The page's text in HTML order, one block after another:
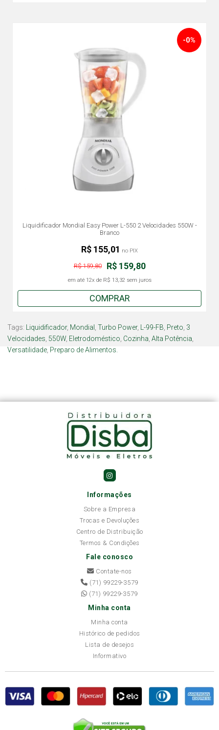
Liquidificador Mondial Easy Power L-550 2 Velocidades 550W -
Branco
-0%
R$ 159,80
R$ 159,80
em até 12x de R$ 13,32sem juros
R$ 155,01 no PIX
COMPRAR
Tags: Liquidificador, Mondial Turbo Power, L-99-FB Preto 3
Velocidades 550W Eletrodoméstico Cozinha Alta Potência
Versatilidade Preparo de Alimentos.
Informações
Sobre a Empresa
Trocas e Devoluções
Centro de Distribuição
Termos & Condições
Fale conosco
Contate-nos
(71) 99229-3579
(71) 99229-3579
Minha conta
Minha conta
Histórico de pedidos
Lista de desejos
Informativo